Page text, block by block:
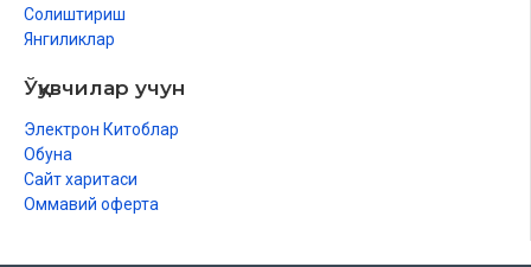
Солиштириш
Янгиликлар
Ўқувчилар учун
Электрон Китоблар
Обуна
Сайт харитаси
Оммавий оферта